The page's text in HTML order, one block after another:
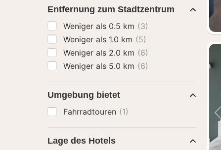
Entfernung zum Stadtzentrum
Weniger als 0.5 km (3)
Weniger als 1.0 km (5)
Weniger als 2.0 km (6)
Weniger als 5.0 km (6)
Umgebung bietet
Fahrradtouren (1)
Lage des Hotels